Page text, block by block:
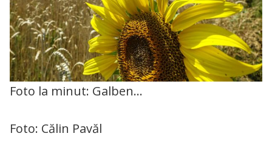
Foto la minut: Galben…
Foto: Călin Pavăl